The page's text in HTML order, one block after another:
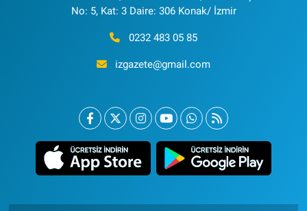
No: 5, Kat: 3 Daire: 306 Konak/ İzmir
0232 483 05 85
izgazete@gmail.com